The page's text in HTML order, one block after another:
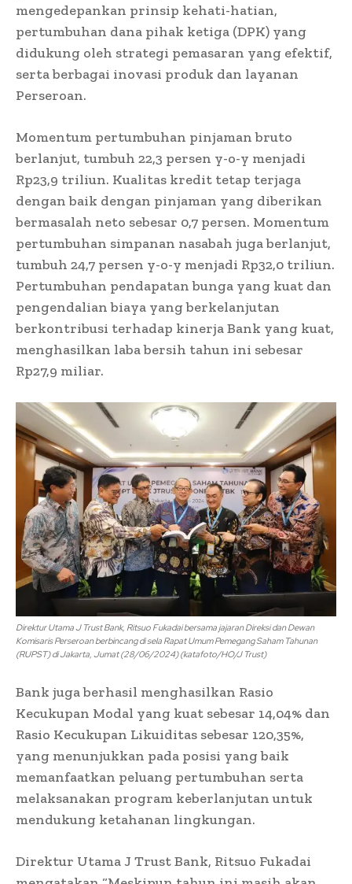
mengedepankan prinsip kehati-hatian,
pertumbuhan dana pihak ketiga (DPK) yang
didukung oleh strategi pemasaran yang efektif,
serta berbagai inovasi produk dan layanan
Perseroan.
Momentum pertumbuhan pinjaman bruto
berlanjut, tumbuh 22,3 persen y-o-y menjadi
Rp23,9 triliun. Kualitas kredit tetap terjaga
dengan baik dengan pinjaman yang diberikan
bermasalah neto sebesar 0,7 persen. Momentum
pertumbuhan simpanan nasabah juga berlanjut,
tumbuh 24,7 persen y-o-y menjadi Rp32,0 triliun.
Pertumbuhan pendapatan bunga yang kuat dan
pengendalian biaya yang berkelanjutan
berkontribusi terhadap kinerja Bank yang kuat,
menghasilkan laba bersih tahun ini sebesar
Rp27,9 miliar.
Direktur Utama J Trust Bank, Ritsuo Fukadai bersama jajaran Direksi dan Dewan
Komisaris Perseroan berbincang di sela Rapat Umum Pemegang Saham Tahunan
(RUPST) di Jakarta, Jumat (28/06/2024) (katafoto/HO/J Trust)
Bank juga berhasil menghasilkan Rasio
Kecukupan Modal yang kuat sebesar 14,04% dan
Rasio Kecukupan Likuiditas sebesar 120,35%,
yang menunjukkan pada posisi yang baik
memanfaatkan peluang pertumbuhan serta
melaksanakan program keberlanjutan untuk
mendukung ketahanan lingkungan.
Direktur Utama J Trust Bank, Ritsuo Fukadai